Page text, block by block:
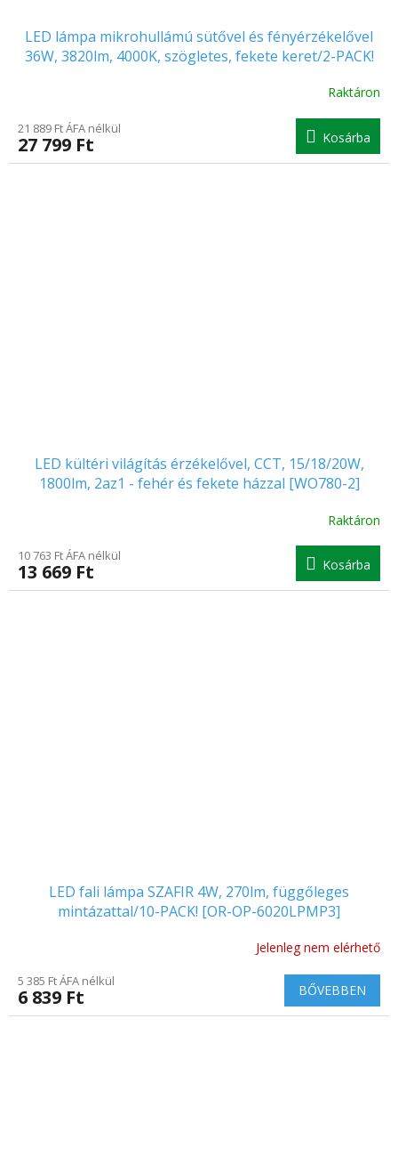
LED lámpa mikrohullámú sütővel és fényérzékelővel
36W, 3820lm, 4000K, szögletes, fekete keret/2-PACK!
Raktáron
21 889 Ft ÁFA nélkül
27 799 Ft Kosárba
LED kültéri világítás érzékelővel, CCT, 15/18/20W,
1800lm, 2az1 - fehér és fekete házzal [WO780-2]
Raktáron
10 763 Ft ÁFA nélkül
13 669 Ft Kosárba
LED fali lámpa SZAFIR 4W, 270lm, függőleges
mintázattal/10-PACK! [OR-OP-6020LPMP3]
Jelenleg nem elérhető
5 385 Ft ÁFA nélkül
6 839 Ft BŐVEBBEN